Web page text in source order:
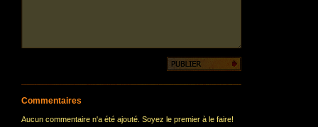
Commentaires
Aucun commentaire n'a été ajouté. Soyez le premier à le faire!